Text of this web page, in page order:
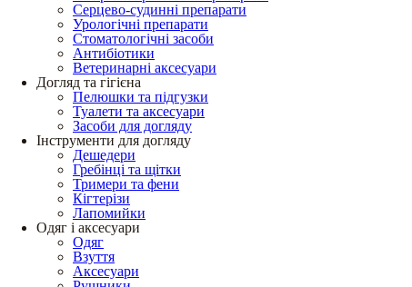
Серцево-судинні препарати
Урологічні препарати
Стоматологічні засоби
Антибіотики
Ветеринарні аксесуари
Догляд та гігієна
Пелюшки та підгузки
Туалети та аксесуари
Засоби для догляду
Інструменти для догляду
Дешедери
Гребінці та щітки
Тримери та фени
Кігтерізи
Лапомийки
Одяг і аксесуари
Одяг
Взуття
Аксесуари